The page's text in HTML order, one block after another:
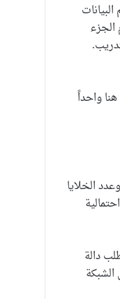
حوالي ٨٠-٩٠٪)، ونستخدم الجزء
واحداً
الخلايا
دالة
الشبكة